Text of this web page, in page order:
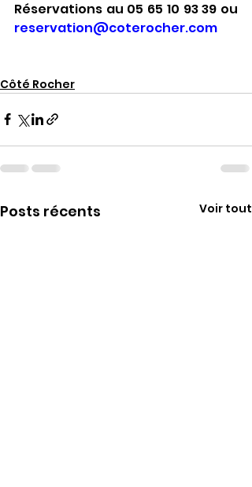
reservation@coterocher.com
Côté Rocher
Posts récents Voir tout